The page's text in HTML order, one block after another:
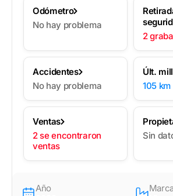
Odómetro
No hay problema
2
Accidentes
No hay problema
Últ.
105 km
Ventas
2 se encontraron
ventas
Sin
Año